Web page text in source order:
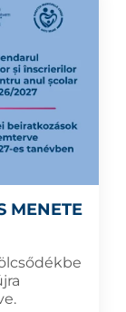
MENETE